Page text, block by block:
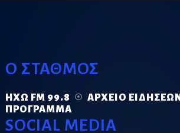
Ο ΣΤΑΘΜΟΣ
ΗΧΏ FM 99.8
ΑΡΧΕΊΟ ΕΙΔΉΣΕΩΝ
ΠΡΌΓΡΑΜΜΑ
SOCIAL MEDIA